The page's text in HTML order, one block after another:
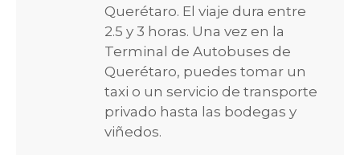
Querétaro. El viaje dura entre
2.5 y 3 horas. Una vez en la
Terminal de Autobuses de
Querétaro, puedes tomar un
taxi o un servicio de transporte
privado hasta las bodegas y
viñedos.